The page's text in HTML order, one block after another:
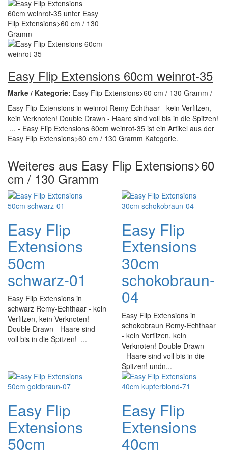
Easy Flip Extensions 60cm weinrot-35
Marke / Kategorie: Easy Flip Extensions>60 cm / 130 Gramm /
Easy Flip Extensions in weinrot Remy-Echthaar - kein Verfilzen,
kein Verknoten! Double Drawn - Haare sind voll bis in die Spitzen!
... - Easy Flip Extensions 60cm weinrot-35 ist ein Artikel aus der
Easy Flip Extensions>60 cm / 130 Gramm Kategorie.
Weiteres aus Easy Flip Extensions>60
cm / 130 Gramm
Easy Flip
Extensions
50cm
schwarz-01
Easy Flip Extensions in
schwarz Remy-Echthaar - kein
Verfilzen, kein Verknoten!
Double Drawn - Haare sind
voll bis in die Spitzen! ...
Easy Flip
Extensions
30cm
schokobraun-
04
Easy Flip Extensions in
schokobraun Remy-Echthaar
- kein Verfilzen, kein
Verknoten! Double Drawn
- Haare sind voll bis in die
Spitzen! undn...
Easy Flip
Extensions
50cm
Easy Flip
Extensions
40cm